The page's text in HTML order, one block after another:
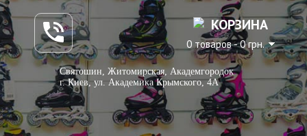
КОРЗИНА
0 товаров - 0 грн.
Святошин, Житомирская, Академгородок
г. Киев, ул. Академика Крымского, 4А